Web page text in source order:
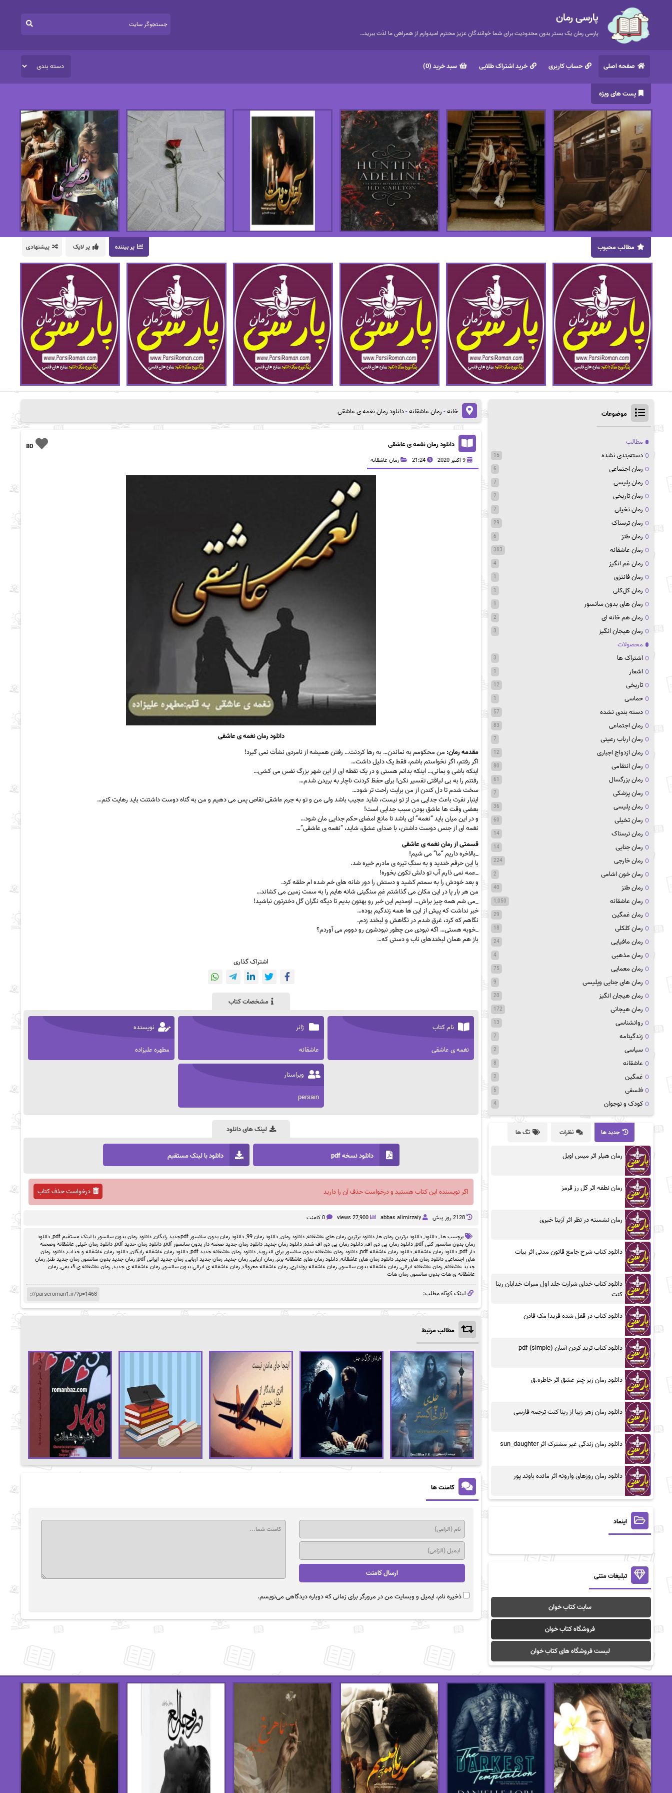
پارسی رمان
پارسی رمان یک بستر بدون محدودیت برای شما خوانندگان عزیز محترم امیدوارم از همراهی ما لذت ببرید…
صفحه اصلی حساب کاربری خرید اشتراک طلایی سبد خرید (0)
پست های ویژه
پر بیننده پر لایک پیشنهادی مطالب محبوب
خانه-رمان عاشقانه-دانلود رمان نغمه ی عاشقی
80 دانلود رمان نغمه ی عاشقی
9 اکتبر 2020 21:24 رمان عاشقانه
دانلود رمان نغمه ی عاشقی
مقدمه رمان: من محکومم به نماندن… به رها کردنت… رفتن همیشه از نامردی نشأت نمی گیرد!
اگر رفتم، اگر نخواستم باشم، فقط یک دلیل داشت…
اینکه باشی و بمانی… اینکه بدانم هستی و در یک نقطه ای از این شهر بزرگ نفس می کشی…
رفتنم را به بی لیاقتی تفسیر نکن! برای حفظ کردنت ناچار به بریدن شدم…
سخت شدم تا دل کندن از من برایت راحت تر شود…
اینبار نفرت باعث جدایی من از تو نیست، شاید عجیب باشد ولی من و تو به جرم عاشقی تقاص پس می دهیم و من به گناه دوست داشتنت باید رهایت کنم…
بعضی وقت ها عاشق بودن سبب جدایی است!
و در این میان باید “نغمه” ای باشد تا مانع امضای حکم جدایی مان شود…
نغمه ای از جنس دوست داشتن، با صدای عشق، شاید، “نغمه ی عاشقی”…
قسمتی از رمان نغمه ی عاشقی
_بالاخره داریم “ما” می شیم!
با این حرفم خندید و به سنگِ تیره ی مادرم خیره شد.
_عمه نمی ذارم آب تو دلش تکون بخوره!
و بعد خودش را به سمتم کشید و دستش را دور شانه های خم شده ام حلقه کرد.
من هر بار پا در این مکان می گذاشتم غمِ سنگینی شانه هایم را به سمت زمین می کشاند…
_می شم همه چیز براش… اومدیم این خبر رو بهتون بدیم تا دیگه نگران گل دخترتون نباشید!
خبر نداشت که پیش از این ها همه زندگیم بوده…
نگاهم که کرد، غرق شدم در نگاهش و لبخند زدم.
_خوبه هستی… اگه نبودی من چطور نبودشون رو دووم می آوردم؟
باز هم همان لبخندهای ناب و دستی که…
اشتراک گذاری
مشخصات کتاب
نام کتاب
نغمه ی عاشقی
ژانر
عاشقانه
نویسنده
مطهره علیزاده
ویراستار
persain
لینک های دانلود
دانلود نسخه pdf دانلود با لینک مستقیم
اگر نویسنده این کتاب هستید و درخواست حذف آن را دارید درخواست حذف کتاب
2128 روز پيش abbas alimirzaiy
27,900 views 0 کامنت
برچسب ها:,دانلود,دانلود برترین رمان ها,دانلود برترین رمان های عاشقانه,دانلود رمان,دانلود رمان 99 ,دانلود رمان بدون سانسور pdfجدید رایگان ,دانلود رمان بدون سانسور با لینک مستقیم pdf ,دانلود
رمان بدون سانسور کنی pdf
,دانلود رمان پی دی اف,دانلود رمان پی دی اف شده,دانلود رمان جدید,دانلود رمان جدید صحنه دار بدون سانسور pdf ,دانلود رمان حدید pdf ,دانلود رمان خیلی عاشقانه وصحنه
دار pdf
,دانلود رمان عاشقانه,دانلود رمان عاشقانه pdf ,دانلود رمان عاشقانه بدون سانسور برای اندروید,دانلود رمان عاشقانه جدید pdf ,دانلود رمان عاشقانه رایگان,دانلود رمان عاشقانه و جذاب,دانلود رمان
های اجتماعی,دانلود رمان های جدید,دانلود رمان های عاشقانه,دانلود رمان های عاشقانه برتر,رمان اربابی,رمان جدید,رمان جدید اربابی,رمان جدید ایرانی pdf ,رمان جدید بدون سانسور,رمان جدید طنز,رمان
جدید عاشقانه,رمان عاشقانه ایرانی,رمان عاشقانه بدون سانسور,رمان عاشقانه پولداری,رمان عاشقانه معروف,رمان عاشقانه ی ایرانی بدون سانسور,رمان عاشقانه ی جدید,رمان عاشقانه ی قدیمی,رمان
عاشقانه ی هات بدون سانسور,رمان هات
لینک کوتاه مطلب:
مطالب مرتبط
کامنت ها
ذخیره نام، ایمیل و وبسایت من در مرورگر برای زمانی که دوباره دیدگاهی می‌نویسم.
موضوعات
مطالب
دسته‌بندی نشده
15
رمان اجتماعی 6
رمان پلیسی 7
رمان تاریخی 2
رمان تخیلی 7
رمان ترسناک 29
رمان طنز 6
رمان عاشقانه 383
رمان غم انگیز 4
رمان فانتزی 1
رمان کل‌کلی 1
رمان های بدون سانسور 1
رمان هم خانه ای 2
رمان هیجان انگیز 3
محصولات
اشتراک ها
3
اشعار 1
تاریخی 12
حماسی 1
دسته بندی نشده 57
رمان اجتماعی 83
رمان ارباب رعیتی 7
رمان ازدواج اجباری 12
رمان انتقامی 80
رمان بزرگسال 61
رمان پزشکی 7
رمان پلیسی 36
رمان تخیلی 60
رمان ترسناک 14
رمان جنایی 14
رمان خارجی 224
رمان خون اشامی 2
رمان طنز 40
رمان عاشقانه 1,050
رمان غمگین 29
رمان کلکلی 18
رمان مافیایی 24
رمان مذهبی 4
رمان معمایی 75
رمان های جنایی وپلیسی 9
رمان هیجان انگیز 20
رمان هیجانی 172
روانشناسی 13
زندگینامه 7
سیاسی 2
عاشقانه 8
غمگین 2
فلسفی 5
کودک و نوجوان 4
جدید ها نظرات تگ ها
رمان هیلر اثر میس اویل
رمان نطفه اثر گل رز قرمز
رمان نشسته در نظر اثر آزیتا خیری
دانلود کتاب شرح جامع قانون مدنی اثر بیات
دانلود کتاب خدای شرارت جلد اول میراث خدایان رینا
کنت
دانلود کتاب در قفل شده فریدا مک فادن
دانلود کتاب ترید کردن آسان (simple) pdf
دانلود رمان زیر چتر عشق اثر خاطره.ق
دانلود رمان زهر زیبا از رینا کنت ترجمه فارسی
دانلود رمان زندگی غیر مشترک اثر sun_daughter
دانلود رمان روزهای وارونه اثر مائده باوند پور
اینماد
تبلیغات متنی
سایت کتاب خوان
فروشگاه کتاب خوان
لیست فروشگاه های کتاب خوان